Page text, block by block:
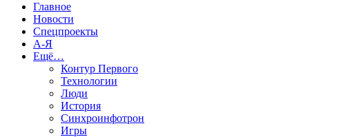
Главное
Новости
Спецпроекты
А-Я
Ещё…
Контур Первого
Технологии
Люди
История
Синхроинфотрон
Игры